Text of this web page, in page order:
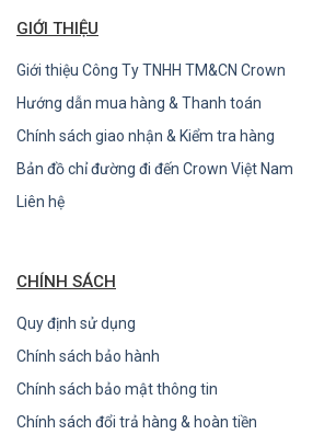
GIỚI THIỆU
Giới thiệu Công Ty TNHH TM&CN Crown
Hướng dẫn mua hàng & Thanh toán
Chính sách giao nhận & Kiểm tra hàng
Bản đồ chỉ đường đi đến Crown Việt Nam
Liên hệ
CHÍNH SÁCH
Quy định sử dụng
Chính sách bảo hành
Chính sách bảo mật thông tin
Chính sách đổi trả hàng & hoàn tiền